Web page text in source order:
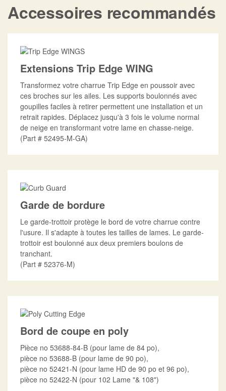
Accessoires recommandés
Extensions Trip Edge WING
Transformez votre charrue Trip Edge en poussoir avec
ces broches sur les ailes. Les supports boulonnés avec
goupilles faciles à retirer permettent une installation et un
retrait rapides. Déplacez jusqu'à 3 fois le volume normal
de neige en transformant votre lame en chasse-neige.
Part # 52495-M-GA
Garde de bordure
Le garde-trottoir protège le bord de votre charrue contre
l'usure. Il s'adapte à toutes les tailles de lames. Le garde-
trottoir est boulonné aux deux premiers boulons de
tranchant.
Part # 52376-M
Bord de coupe en poly
Pièce no 53688-84-B (pour lame de 84 po),
pièce no 53688-B (pour lame de 90 po),
pièce no 52421-N (pour lame HD de 90 po et 96 po),
pièce no 52422-N (pour 102 Lame "& 108")